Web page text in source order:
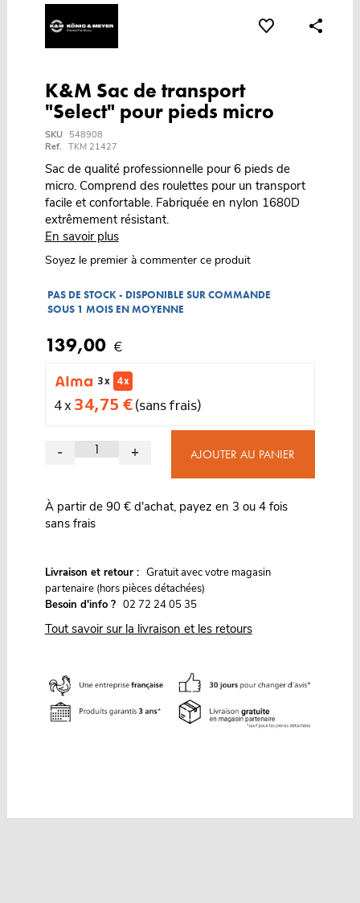
K&M Sac de transport
"Select" pour pieds micro
SKU
548908
Ref. TKM 21427
Sac de qualité professionnelle pour 6 pieds de
micro. Comprend des roulettes pour un transport
facile et confortable. Fabriquée en nylon 1680D
extrêmement résistant.
En savoir plus
Soyez le premier à commenter ce produit
PAS DE STOCK - DISPONIBLE SUR COMMANDE
SOUS 1 MOIS EN MOYENNE
139,00 €
3 x 4 x
4 x 34,75 €(sans frais)
- + AJOUTER AU PANIER
À partir de 90 € d'achat, payez en 3 ou 4 fois
sans frais
Livraison et retour : Gratuit avec votre magasin
partenaire (hors pièces détachées)
Besoin d'info ? 02 72 24 05 35
Tout savoir sur la livraison et les retours